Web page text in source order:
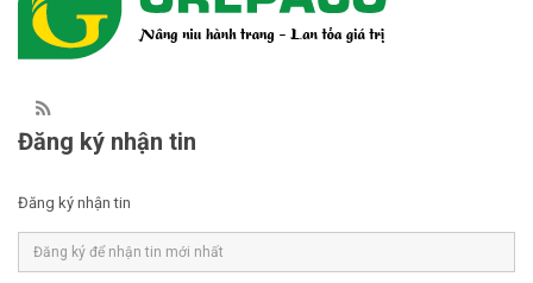
Đăng ký nhận tin
Đăng ký nhận tin